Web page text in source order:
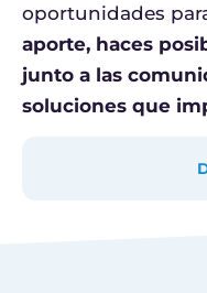
oportunidades
aporte, haces
junto a las
soluciones que